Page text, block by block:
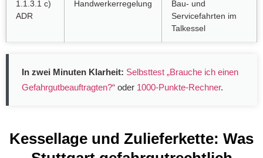
1.1.3.1 c)
ADR
Handwerkerregelung
Bau- und
Servicefahrten im
Talkessel
In zwei Minuten Klarheit: Selbsttest „Brauche ich einen
Gefahrgutbeauftragten?“ oder 1000-Punkte-Rechner.
Kessellage und Zulieferkette: Was